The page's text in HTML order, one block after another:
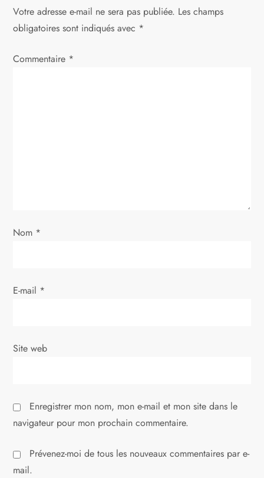
t
a
t
c
e
Votre adresse e-mail ne sera pas publiée. Les champs
obligatoires sont indiqués avec *
Commentaire *
Nom *
E-mail *
Site web
Enregistrer mon nom, mon e-mail et mon site dans le
navigateur pour mon prochain commentaire.
Prévenez-moi de tous les nouveaux commentaires par e-
mail.